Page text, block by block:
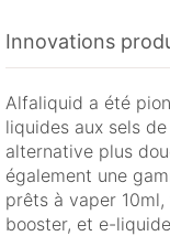
Innovations
Alfaliquid a été
liquides aux sels
alternative plus
également une
prêts à vaper
booster, et e-